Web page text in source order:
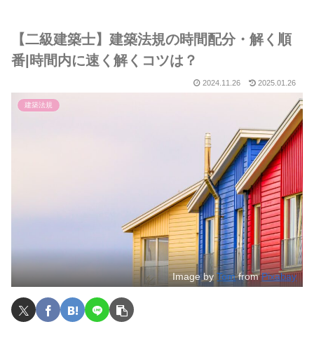
【二級建築士】建築法規の時間配分・解く順
番|時間内に速く解くコツは？
2024.11.26 2025.01.26
建築法規
Image byTomfromPixabay